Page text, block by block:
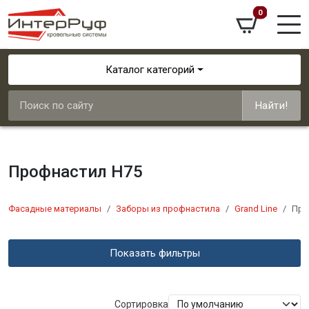
0
Каталог категорий
Найти!
Профнастил Н75
Фасадные материалы Заборы из профнастила Grand Line
Показать фильтры
Сортировка